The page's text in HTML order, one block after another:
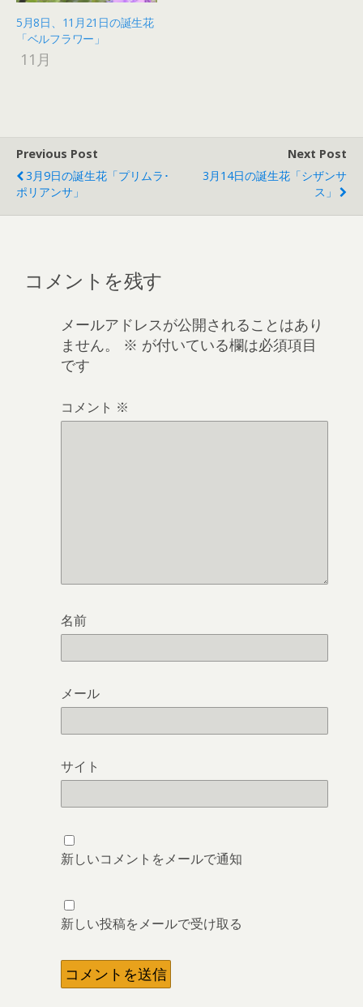
5月8日、11月21日の誕生花
「ベルフラワー」
11月
Previous Post
3月9日の誕生花「プリムラ･
ポリアンサ」
Next Post
3月14日の誕生花「シザンサ
ス」
コメントを残す
メールアドレスが公開されることはあり
ません。
※ が付いている欄は必須項目
です
コメント ※
名前
メール
サイト
新しいコメントをメールで通知
新しい投稿をメールで受け取る